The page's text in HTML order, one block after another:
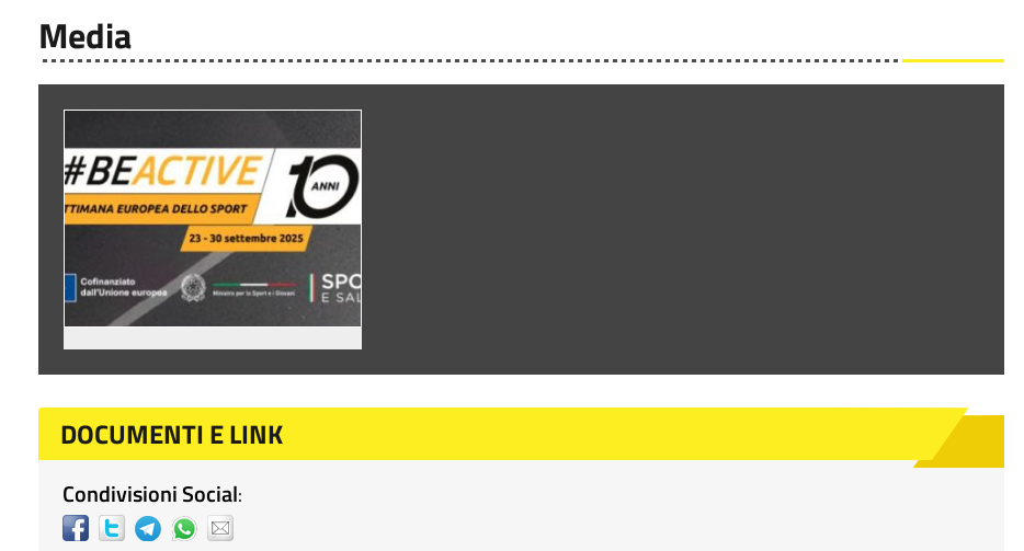
Media
DOCUMENTI E LINK
Condivisioni Social: